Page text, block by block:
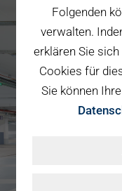
Parken
Reservieren
Fahrradparken
Smart Mobility
Services
Folgenden
verwalten.
erklären Sie
Cookies für
Sie können